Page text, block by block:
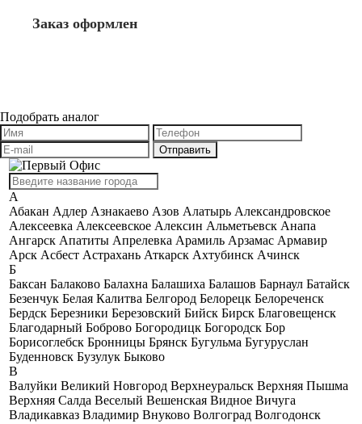
Заказ оформлен
Подобрать аналог
А
Абакан Адлер Азнакаево Азов Алатырь Александровское
Алексеевка Алексеевское Алексин Альметьевск Анапа
Ангарск Апатиты Апрелевка Арамиль Арзамас Армавир
Арск Асбест Астрахань Аткарск Ахтубинск Ачинск
Б
Баксан Балаково Балахна Балашиха Балашов Барнаул Батайск
Безенчук Белая Калитва Белгород Белорецк Белореченск
Бердск Березники Березовский Бийск Бирск Благовещенск
Благодарный Боброво Богородицк Богородск Бор
Борисоглебск Бронницы Брянск Бугульма Бугуруслан
Буденновск Бузулук Быково
В
Валуйки Великий Новгород Верхнеуральск Верхняя Пышма
Верхняя Салда Веселый Вешенская Видное Вичуга
Владикавказ Владимир Внуково Волгоград Волгодонск